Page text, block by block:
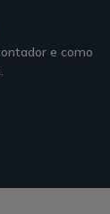
e como